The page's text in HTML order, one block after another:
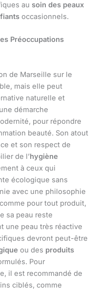
au soin des peaux
occasionnels.
Préoccupations
de Marseille sur le
mais elle peut
naturelle et
démarche
pour répondre
beauté. Son atout
et son respect de
de l’hygiène
à ceux qui
écologique sans
avec une philosophie
pour tout produit,
sa peau reste
une peau très réactive
devront peut-être
ou des produits
Pour
il est recommandé de
ciblés, comme